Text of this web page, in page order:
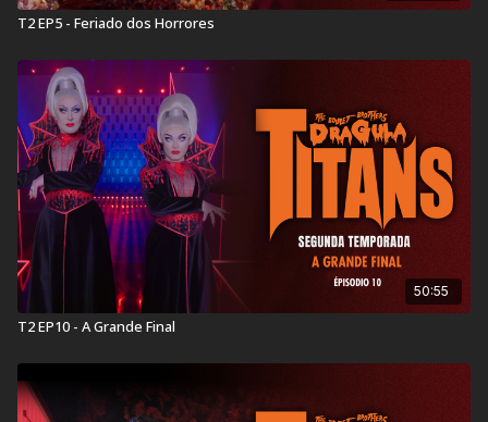
T2 EP5 - Feriado dos Horrores
50:55
T2 EP10 - A Grande Final